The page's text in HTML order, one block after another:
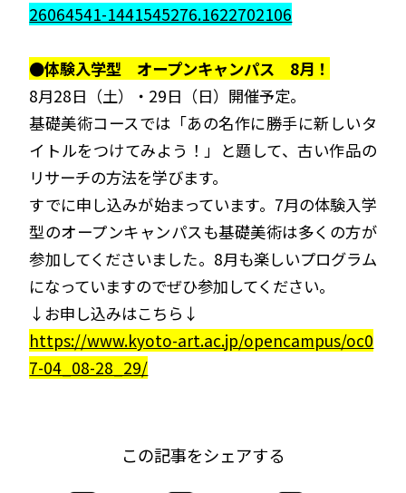
26064541-1441545276.1622702106
●体験入学型 オープンキャンパス 8月！
8月28日（土）・29日（日）開催予定。
基礎美術コースでは「あの名作に勝手に新しいタ
イトルをつけてみよう！」と題して、古い作品の
リサーチの方法を学びます。
すでに申し込みが始まっています。7月の体験入学
型のオープンキャンパスも基礎美術は多くの方が
参加してくださいました。8月も楽しいプログラム
になっていますのでぜひ参加してください。
↓お申し込みはこちら↓
https://www.kyoto-art.ac.jp/opencampus/oc0
7-04_08-28_29/
この記事をシェアする